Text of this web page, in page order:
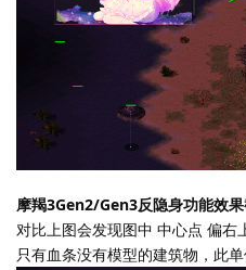
摩羯3Gen2/Gen3反隐身功能效
对比上图会发现图中 中心点 偏右
只有血条没有模型的建筑物，此